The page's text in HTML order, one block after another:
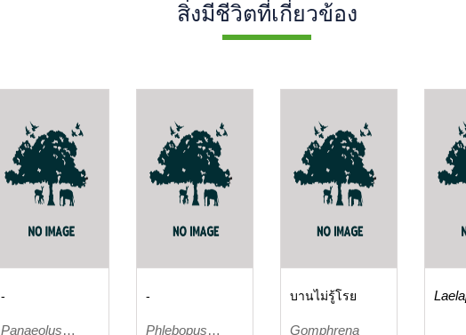
สิ่งมีชีวิตที่เกี่ยวข้อง
-
Panaeolus
-
Phlebopus
บานไม่รู้โรย
Gomphrena